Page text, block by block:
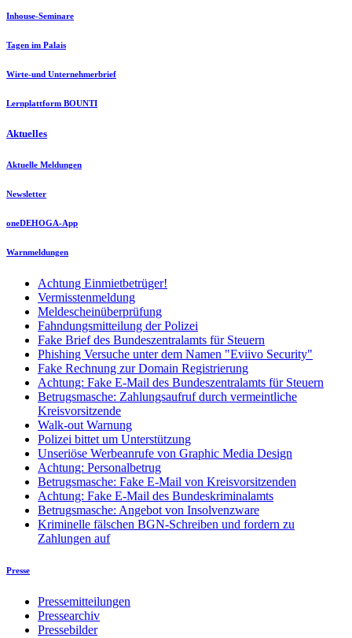
Inhouse-Seminare
Tagen im Palais
Wirte-und Unternehmerbrief
Lernplattform BOUNTI
Aktuelles
Aktuelle Meldungen
Newsletter
oneDEHOGA-App
Warnmeldungen
Achtung Einmietbetrüger!
Vermisstenmeldung
Meldescheinüberprüfung
Fahndungsmitteilung der Polizei
Fake Brief des Bundeszentralamts für Steuern
Phishing Versuche unter dem Namen "Eviivo Security"
Fake Rechnung zur Domain Registrierung
Achtung: Fake E-Mail des Bundeszentralamts für Steuern
Betrugsmasche: Zahlungsaufruf durch vermeintliche
Kreisvorsitzende
Walk-out Warnung
Polizei bittet um Unterstützung
Unseriöse Werbeanrufe von Graphic Media Design
Achtung: Personalbetrug
Betrugsmasche: Fake E-Mail von Kreisvorsitzenden
Achtung: Fake E-Mail des Bundeskriminalamts
Betrugsmasche: Angebot von Insolvenzware
Kriminelle fälschen BGN-Schreiben und fordern zu
Zahlungen auf
Presse
Pressemitteilungen
Pressearchiv
Pressebilder